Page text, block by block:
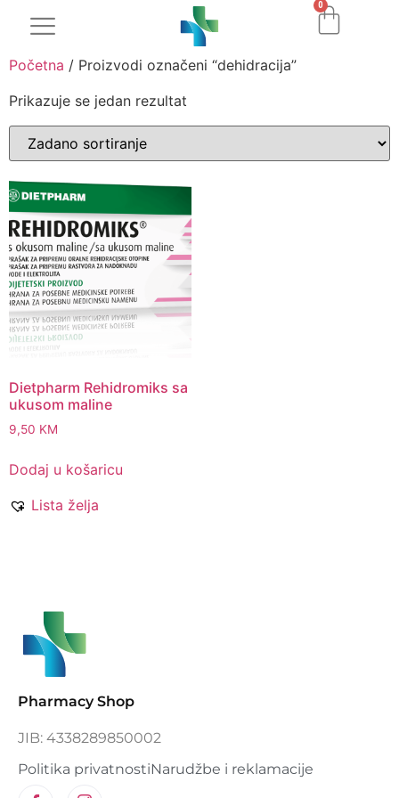
0
Početna / Proizvodi označeni “dehidracija”
Prikazuje se jedan rezultat
Dietpharm Rehidromiks sa
ukusom maline
9,50 KM
Dodaj u košaricu
Lista želja
Pharmacy Shop
JIB: 4338289850002
Politika privatnostiNarudžbe i reklamacije